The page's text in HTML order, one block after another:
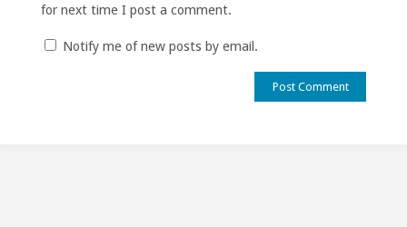
for next time I post a comment.
Notify me of new posts by email.